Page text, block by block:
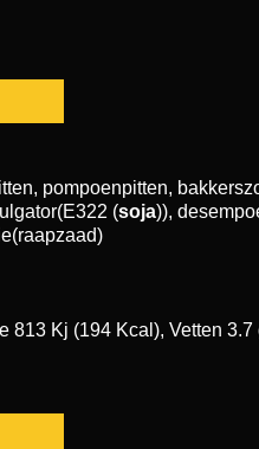
pompoenpitten,
(soja)),
813 Kj (194 Kcal), Vetten